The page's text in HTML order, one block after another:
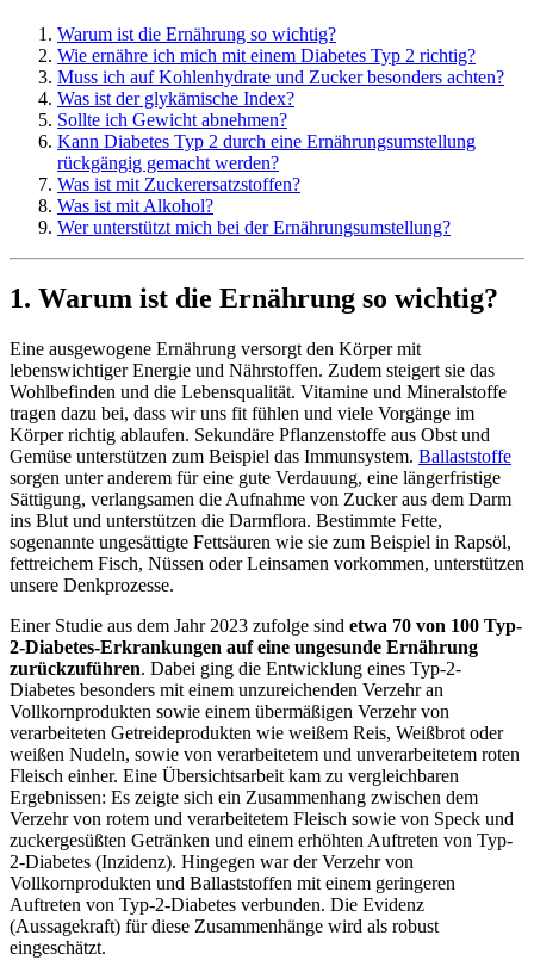
Warum ist die Ernährung so wichtig?
Wie ernähre ich mich mit einem Diabetes Typ 2 richtig?
Muss ich auf Kohlenhydrate und Zucker besonders achten?
Was ist der glykämische Index?
Sollte ich Gewicht abnehmen?
Kann Diabetes Typ 2 durch eine Ernährungsumstellung
rückgängig gemacht werden?
Was ist mit Zuckerersatzstoffen?
Was ist mit Alkohol?
Wer unterstützt mich bei der Ernährungsumstellung?
1. Warum ist die Ernährung so wichtig?
Eine ausgewogene Ernährung versorgt den Körper mit
lebenswichtiger Energie und Nährstoffen. Zudem steigert sie das
Wohlbefinden und die Lebensqualität. Vitamine und Mineralstoffe
tragen dazu bei, dass wir uns fit fühlen und viele Vorgänge im
Körper richtig ablaufen. Sekundäre Pflanzenstoffe aus Obst und
Gemüse unterstützen zum Beispiel das Immunsystem. Ballaststoffe
sorgen unter anderem für eine gute Verdauung, eine längerfristige
Sättigung, verlangsamen die Aufnahme von Zucker aus dem Darm
ins Blut und unterstützen die Darmflora. Bestimmte Fette,
sogenannte ungesättigte Fettsäuren wie sie zum Beispiel in Rapsöl,
fettreichem Fisch, Nüssen oder Leinsamen vorkommen, unterstützen
unsere Denkprozesse.
Einer Studie aus dem Jahr 2023 zufolge sind etwa 70 von 100 Typ-
2-Diabetes-Erkrankungen auf eine ungesunde Ernährung
zurückzuführen. Dabei ging die Entwicklung eines Typ-2-
Diabetes besonders mit einem unzureichenden Verzehr an
Vollkornprodukten sowie einem übermäßigen Verzehr von
verarbeiteten Getreideprodukten wie weißem Reis, Weißbrot oder
weißen Nudeln, sowie von verarbeitetem und unverarbeitetem roten
Fleisch einher. Eine Übersichtsarbeit kam zu vergleichbaren
Ergebnissen: Es zeigte sich ein Zusammenhang zwischen dem
Verzehr von rotem und verarbeitetem Fleisch sowie von Speck und
zuckergesüßten Getränken und einem erhöhten Auftreten von Typ-
2-Diabetes (Inzidenz). Hingegen war der Verzehr von
Vollkornprodukten und Ballaststoffen mit einem geringeren
Auftreten von Typ-2-Diabetes verbunden. Die Evidenz
(Aussagekraft) für diese Zusammenhänge wird als robust
eingeschätzt.